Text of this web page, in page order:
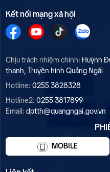
Kết nối mạng xã hội
Chịu trách nhiệm chính: Huỳnh
thanh, Truyền hình Quảng Ngãi
Hotline: 0255 3828328
Hotline2: 0255 3817899
Email: dptth@quangngai.gov.vn
MOBILE